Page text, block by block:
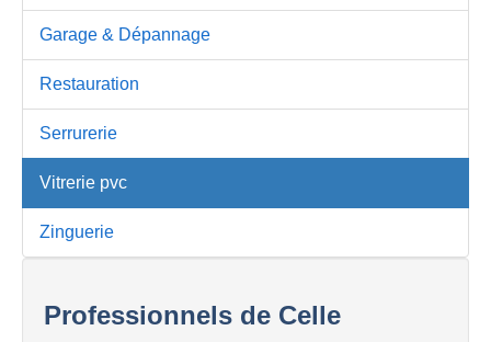
Garage & Dépannage
Restauration
Serrurerie
Vitrerie pvc
Zinguerie
Professionnels de Celle